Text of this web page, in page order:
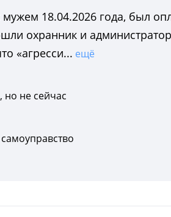
18.04.2026 года, был
охранник и
«агресси... ещё
не сейчас